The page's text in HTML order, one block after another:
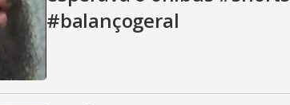
#balançogeral